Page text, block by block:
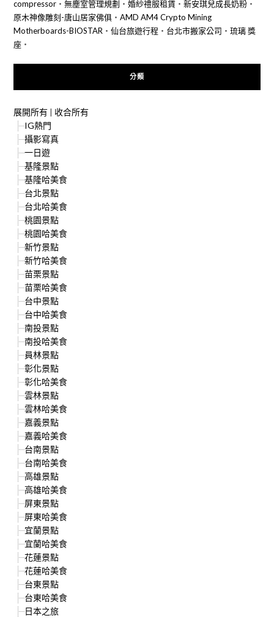
compressor‧ 無塵室管理規劃 ‧ 婚紗禮服租賃‧ 新安琪兒成長奶粉‧
原木神像雕刻-唐山居家佛俱‧ AMD AM4 Crypto Mining
Motherboards-BIOSTAR ‧ 仙台旅遊行程 ‧ 台北市搬家公司 ‧ 琉璃 獎
座‧
分類
展開所有| 收合所有
IG熱門
攝影寫真
一日遊
基隆景點
基隆哈美食
台北景點
台北哈美食
桃園景點
桃園哈美食
新竹景點
新竹哈美食
苗栗景點
苗栗哈美食
台中景點
台中哈美食
南投景點
南投哈美食
員林景點
彰化景點
彰化哈美食
雲林景點
雲林哈美食
嘉義景點
嘉義哈美食
台南景點
台南哈美食
高雄景點
高雄哈美食
屏東景點
屏東哈美食
宜蘭景點
宜蘭哈美食
花蓮景點
花蓮哈美食
台東景點
台東哈美食
日本之旅